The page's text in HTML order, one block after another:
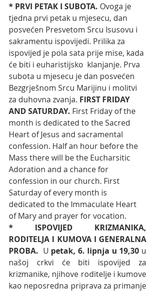
* PRVI PETAK I SUBOTA. Ovoga je
tjedna prvi petak u mjesecu, dan
posvećen Presvetom Srcu Isusovu i
sakramentu ispovijedi. Prilika za
ispovijed je pola sata prije mise, kada
će biti i euharistijsko  klanjanje. Prva
subota u mjesecu je dan posvećen
Bezgrješnom Srcu Marijinu i molitvi
za duhovna zvanja. FIRST FRIDAY
AND SATURDAY. First Friday of the
month is dedicated to the Sacred
Heart of Jesus and sacramental
confession. Half an hour before the
Mass there will be the Eucharsitic
Adoration and a chance for
confession in our church. First
Saturday of every month is
dedicated to the Immaculate Heart
of Mary and prayer for vocation.
* ISPOVIJED KRIZMANIKA,
RODITELJA I KUMOVA I GENERALNA
PROBA. U petak, 6. lipnja u 19,30 u
našoj crkvi će biti ispovijed za
krizmanike, njihove roditelje i kumove
kao neposredna priprava za primanje